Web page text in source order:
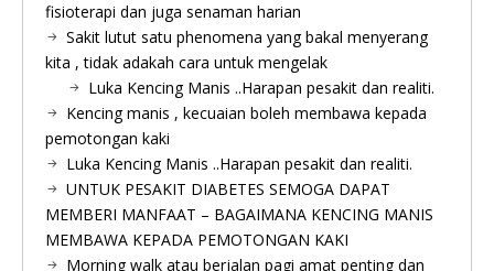
fisioterapi dan juga senaman harian
Sakit lutut satu phenomena yang bakal menyerang
kita , tidak adakah cara untuk mengelak
Luka Kencing Manis ..Harapan pesakit dan realiti.
Kencing manis , kecuaian boleh membawa kepada
pemotongan kaki
Luka Kencing Manis ..Harapan pesakit dan realiti.
UNTUK PESAKIT DIABETES SEMOGA DAPAT
MEMBERI MANFAAT – BAGAIMANA KENCING MANIS
MEMBAWA KEPADA PEMOTONGAN KAKI
Morning walk atau berjalan pagi amat penting dan